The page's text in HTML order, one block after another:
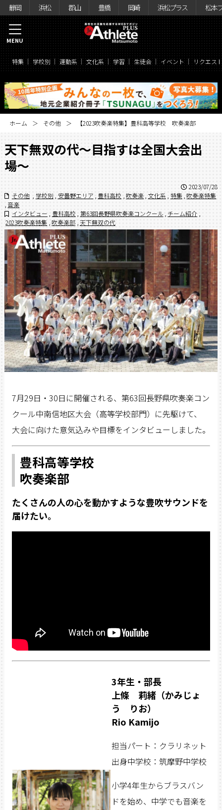
静岡 浜松 郡山 豊橋 岡崎 浜松プラス 松本
特集 学校別 運動系 文化系 学習 生徒会 イベント リクエス
MENU
ホーム その他 【2023吹奏楽特集】豊科高等学校 吹奏楽部
天下無双の代〜目指すは全国大会出
場〜
2023/07/28
その他
学校別 安曇野エリア 豊科高校 吹奏楽 文化系 特集 吹奏楽特集
, 音楽
インタビュー
豊科高校 第63回長野県吹奏楽コンクール チーム紹介
2023吹奏楽特集 吹奏楽部 天下無双の代
7月29日・30日に開催される、第63回長野県吹奏楽コン
クール中南信地区大会（高等学校部門）に先駆けて、
大会に向けた意気込みや目標をインタビューしました。
豊科高等学校
吹奏楽部
たくさんの人の心を動かすような豊吹サウンドを
届けたい。
3年生・部長
上條 莉緒（かみじょ
う りお）
Rio Kamijo
担当パート：クラリネット
出身中学校：筑摩野中学校
小学4年生からブラスバン
ドを始め、中学でも音楽を